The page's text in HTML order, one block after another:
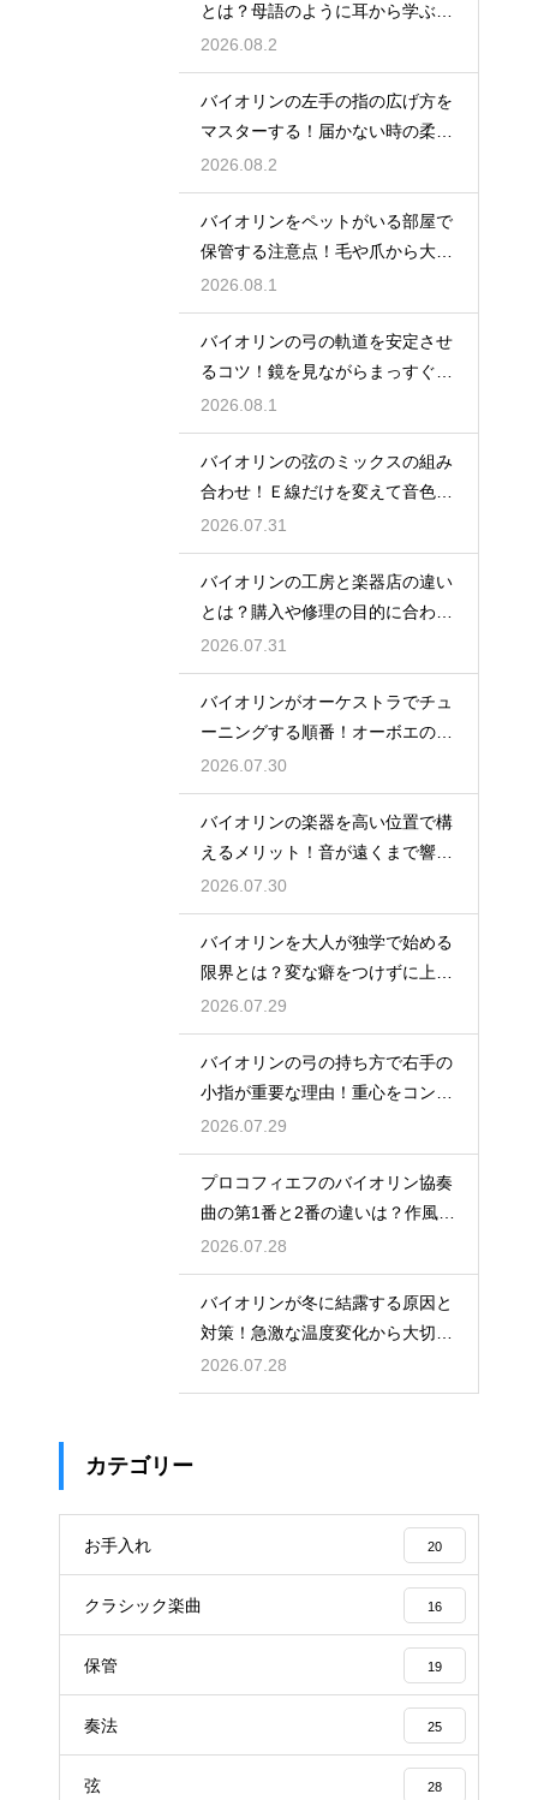
とは？母語のように耳から学ぶ音
楽教育の魅力
2026.08.2
バイオリンの左手の指の広げ方を
マスターする！届かない時の柔軟
ストレッチ練習
2026.08.2
バイオリンをペットがいる部屋で
保管する注意点！毛や爪から大切
な楽器を守る
2026.08.1
バイオリンの弓の軌道を安定させ
るコツ！鏡を見ながらまっすぐ弾
く練習法
2026.08.1
バイオリンの弦のミックスの組み
合わせ！Ｅ線だけを変えて音色の
バランスをとる
2026.07.31
バイオリンの工房と楽器店の違い
とは？購入や修理の目的に合わせ
た選び方
2026.07.31
バイオリンがオーケストラでチュ
ーニングする順番！オーボエの音
に合わせる
2026.07.30
バイオリンの楽器を高い位置で構
えるメリット！音が遠くまで響く
姿勢の作り方
2026.07.30
バイオリンを大人が独学で始める
限界とは？変な癖をつけずに上達
するための策
2026.07.29
バイオリンの弓の持ち方で右手の
小指が重要な理由！重心をコント
ロールする
2026.07.29
プロコフィエフのバイオリン協奏
曲の第1番と2番の違いは？作風の
変化を解説
2026.07.28
バイオリンが冬に結露する原因と
対策！急激な温度変化から大切な
楽器を守る
2026.07.28
カテゴリー
お手入れ 20
クラシック楽曲 16
保管 19
奏法 25
弦 28